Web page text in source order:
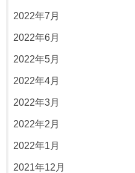
2022年7月
2022年6月
2022年5月
2022年4月
2022年3月
2022年2月
2022年1月
2021年12月